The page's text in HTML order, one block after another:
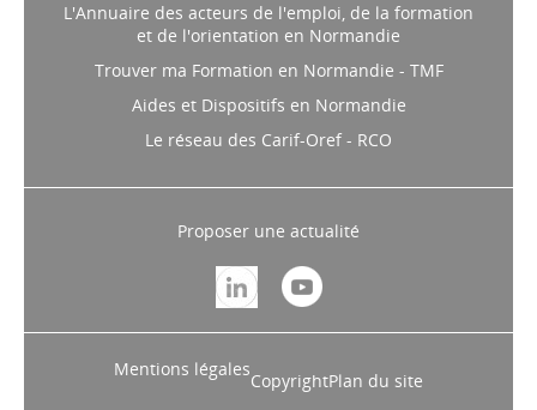
L'Annuaire des acteurs de l'emploi, de la formation
et de l'orientation en Normandie
Trouver ma Formation en Normandie - TMF
Aides et Dispositifs en Normandie
Le réseau des Carif-Oref - RCO
Proposer une actualité
Mentions légales
CopyrightPlan du site